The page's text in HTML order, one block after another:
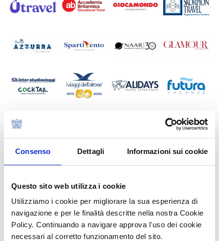
Consenso Dettagli Informazioni sui cookie
Questo sito web utilizza i cookie
Utilizziamo i cookie per migliorare la sua esperienza di
navigazione e per le finalità descritte nella nostra Cookie
Policy. Continuando a navigare approva l'uso dei cookie
necessari al corretto funzionamento del sito.